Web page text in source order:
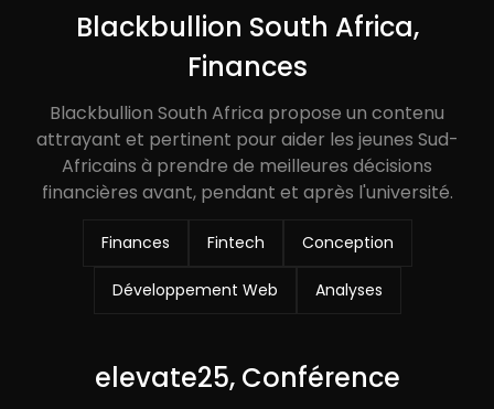
Blackbullion South Africa,
Finances
Blackbullion South Africa propose un contenu
attrayant et pertinent pour aider les jeunes Sud-
Africains à prendre de meilleures décisions
financières avant, pendant et après l'université.
Finances Fintech Conception
Développement Web Analyses
elevate25, Conférence